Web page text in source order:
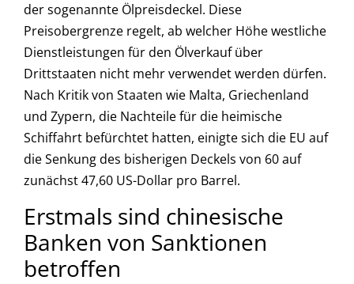
der sogenannte Ölpreisdeckel. Diese
Preisobergrenze regelt, ab welcher Höhe westliche
Dienstleistungen für den Ölverkauf über
Drittstaaten nicht mehr verwendet werden dürfen.
Nach Kritik von Staaten wie Malta, Griechenland
und Zypern, die Nachteile für die heimische
Schiffahrt befürchtet hatten, einigte sich die EU auf
die Senkung des bisherigen Deckels von 60 auf
zunächst 47,60 US-Dollar pro Barrel.
Erstmals sind chinesische
Banken von Sanktionen
betroffen